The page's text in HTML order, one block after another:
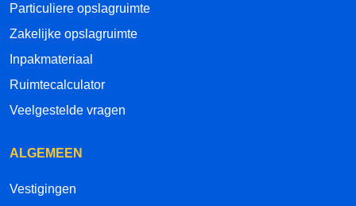
Particuliere opslagruimte
Zakelijke opslagruimte
Inpakmateriaal
Ruimtecalculator
Veelgestelde vragen
ALGEMEEN
Vestigingen